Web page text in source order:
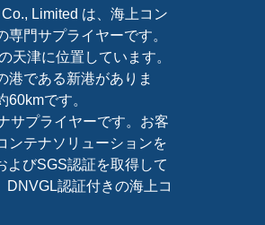
Limited は、海上コン
門サプライヤーです。
天津に位置しています。
港である新港がありま
です。
サプライヤーです。お客
ンテナソリューションを
よびSGS認証を取得して
認証付きの海上コ